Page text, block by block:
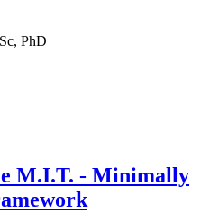
PhD
M.I.T. - Minimally